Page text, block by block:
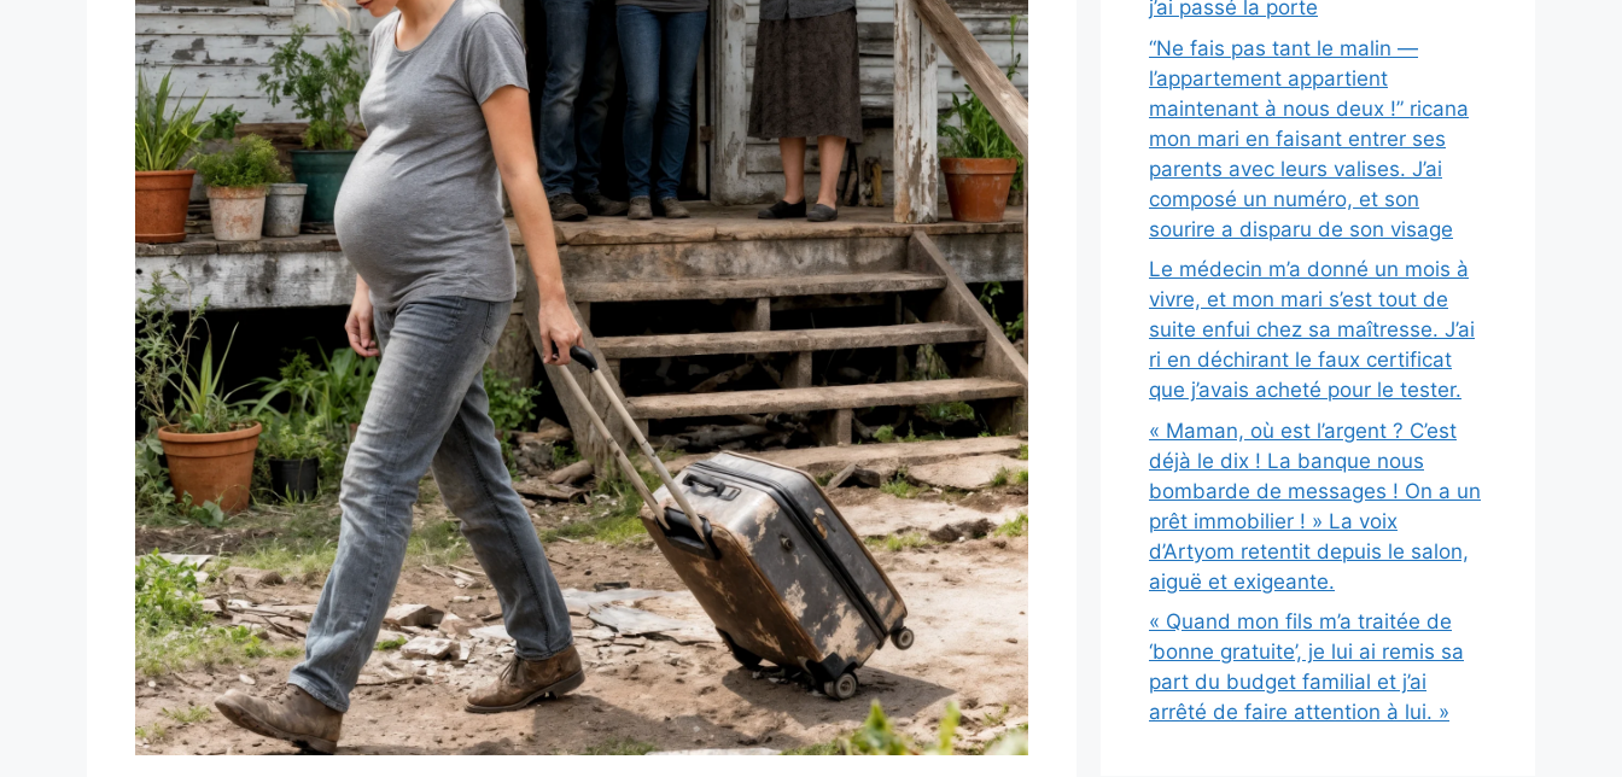
j’ai passé la porte
“Ne fais pas tant le malin —
l’appartement appartient
maintenant à nous deux !” ricana
mon mari en faisant entrer ses
parents avec leurs valises. J’ai
composé un numéro, et son
sourire a disparu de son visage
Le médecin m’a donné un mois à
vivre, et mon mari s’est tout de
suite enfui chez sa maîtresse. J’ai
ri en déchirant le faux certificat
que j’avais acheté pour le tester.
« Maman, où est l’argent ? C’est
déjà le dix ! La banque nous
bombarde de messages ! On a un
prêt immobilier ! » La voix
d’Artyom retentit depuis le salon,
aiguë et exigeante.
« Quand mon fils m’a traitée de
‘bonne gratuite’, je lui ai remis sa
part du budget familial et j’ai
arrêté de faire attention à lui. »